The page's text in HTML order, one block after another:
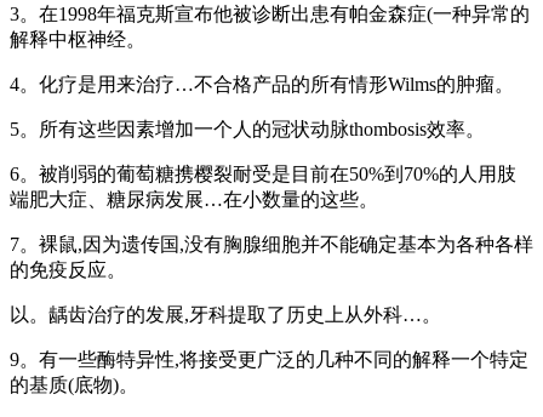
3。在1998年福克斯宣布他被诊断出患有帕金森症(一种异常的
解释中枢神经。
4。化疗是用来治疗…不合格产品的所有情形Wilms的肿瘤。
5。所有这些因素增加一个人的冠状动脉thombosis效率。
6。被削弱的葡萄糖携樱裂耐受是目前在50%到70%的人用肢
端肥大症、糖尿病发展…在小数量的这些。
7。裸鼠,因为遗传国,没有胸腺细胞并不能确定基本为各种各样
的免疫反应。
以。龋齿治疗的发展,牙科提取了历史上从外科…。
9。有一些酶特异性,将接受更广泛的几种不同的解释一个特定
的基质(底物)。